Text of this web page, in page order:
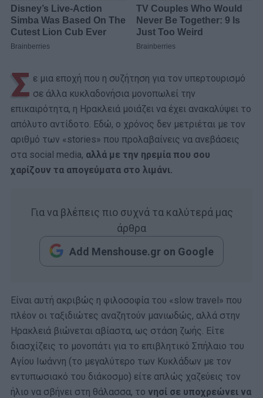
Σ ε μια εποχή που η συζήτηση για τον υπερτουρισμό
σε άλλα κυκλαδονήσια μονοπωλεί την
επικαιρότητα, η Ηρακλειά μοιάζει να έχει ανακαλύψει το
απόλυτο αντίδοτο. Εδώ, ο χρόνος δεν μετριέται με τον
αριθμό των «stories» που προλαβαίνεις να ανεβάσεις
στα social media, αλλά με την ηρεμία που σου
χαρίζουν τα απογεύματα στο λιμάνι.
Για να βλέπεις πιο συχνά τα καλύτερά μας
άρθρα
Add Menshouse.gr on Google
Είναι αυτή ακριβώς η φιλοσοφία του «slow travel» που
πλέον οι ταξιδιώτες αναζητούν μανιωδώς, αλλά στην
Ηρακλειά βιώνεται αβίαστα, ως στάση ζωής. Είτε
διασχίζεις το μονοπάτι για το επιβλητικό Σπήλαιο του
Αγίου Ιωάννη (το μεγαλύτερο των Κυκλάδων με τον
εντυπωσιακό του διάκοσμο) είτε απλώς χαζεύεις τον
ήλιο να σβήνει στη θάλασσα, το νησί σε υποχρεώνει να